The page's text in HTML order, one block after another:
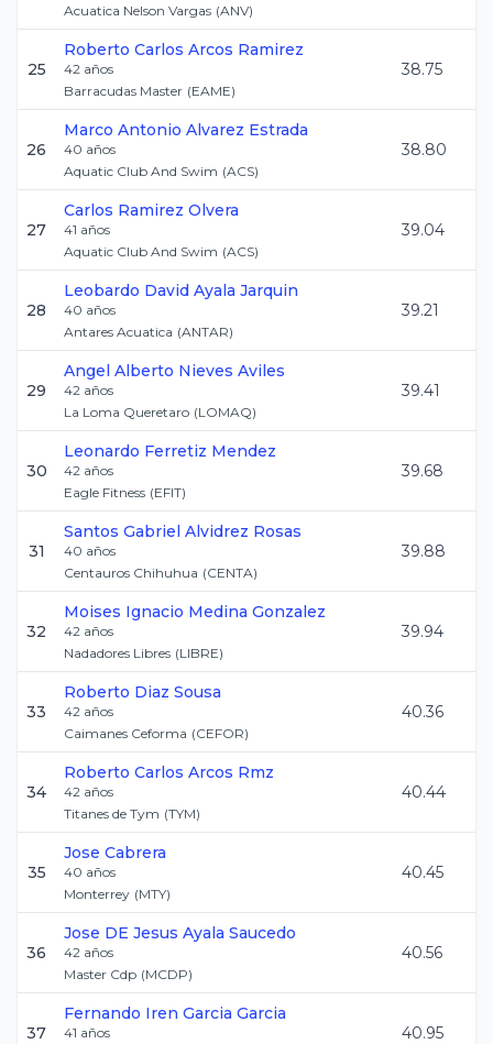
Acuatica Nelson Vargas (ANV)
25
Roberto Carlos Arcos Ramirez
42 años
Barracudas Master (EAME)
38.75
26
Marco Antonio Alvarez Estrada
40 años
Aquatic Club And Swim (ACS)
38.80
27
Carlos Ramirez Olvera
41 años
Aquatic Club And Swim (ACS)
39.04
28
Leobardo David Ayala Jarquin
40 años
Antares Acuatica (ANTAR)
39.21
29
Angel Alberto Nieves Aviles
42 años
La Loma Queretaro (LOMAQ)
39.41
30
Leonardo Ferretiz Mendez
42 años
Eagle Fitness (EFIT)
39.68
31
Santos Gabriel Alvidrez Rosas
40 años
Centauros Chihuhua (CENTA)
39.88
32
Moises Ignacio Medina Gonzalez
42 años
Nadadores Libres (LIBRE)
39.94
33
Roberto Diaz Sousa
42 años
Caimanes Ceforma (CEFOR)
40.36
34
Roberto Carlos Arcos Rmz
42 años
Titanes de Tym (TYM)
40.44
35
Jose Cabrera
40 años
Monterrey (MTY)
40.45
36
Jose DE Jesus Ayala Saucedo
42 años
Master Cdp (MCDP)
40.56
37
Fernando Iren Garcia Garcia
41 años
40.95